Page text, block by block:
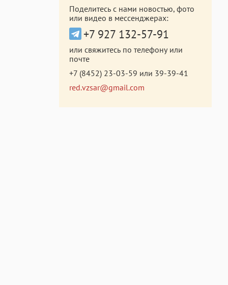
Поделитесь с нами новостью, фото
или видео в мессенджерах:
+7 927 132-57-91
или свяжитесь по телефону или
почте
+7 (8452) 23-03-59 или 39-39-41
red.vzsar@gmail.com